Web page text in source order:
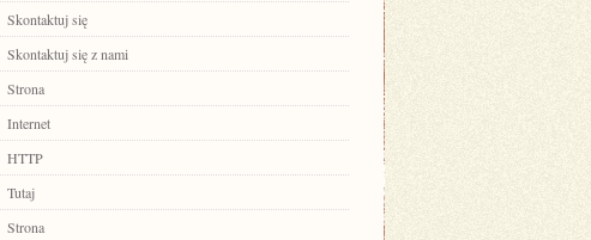
Skontaktuj się
Skontaktuj się z nami
Strona
Internet
HTTP
Tutaj
Strona